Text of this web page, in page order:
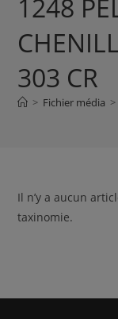
1248
303 CR
> Fichier média >
Il n’y a aucun
taxinomie.